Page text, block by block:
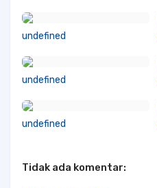
undefined
undefined
undefined
Tidak ada komentar: